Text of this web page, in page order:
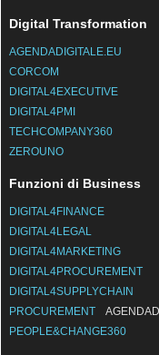
Digital Transformation
AGENDADIGITALE.EU
CORCOM
DIGITAL4EXECUTIVE
DIGITAL4PMI
TECHCOMPANY360
ZEROUNO
Funzioni di Business
DIGITAL4FINANCE
DIGITAL4LEGAL
DIGITAL4MARKETING
DIGITAL4PROCUREMENT
DIGITAL4SUPPLYCHAIN
PROCUREMENT
PEOPLE&CHANGE360